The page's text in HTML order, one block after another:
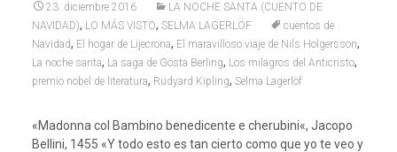
23. diciembre 2016
LA NOCHE SANTA (CUENTO DE
NAVIDAD), LO MÁS VISTO, SELMA LAGERLÖF
cuentos de
Navidad, El hogar de Lijecrona, El maravilloso viaje de Nils Holgersson,
La noche santa, La saga de Gösta Berling, Los milagros del Anticristo,
premio nobel de literatura, Rudyard Kipling, Selma Lagerlöf
«Madonna col Bambino benedicente e cherubini«, Jacopo
Bellini, 1455 «Y todo esto es tan cierto como que yo te veo y